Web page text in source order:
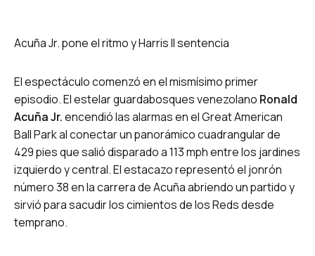
Acuña Jr. pone el ritmo y Harris II sentencia
El espectáculo comenzó en el mismísimo primer
episodio. El estelar guardabosques venezolano Ronald
Acuña Jr.encendió las alarmas en el Great American
Ball Park al conectar un panorámico cuadrangular de
429 pies que salió disparado a 113 mph entre los jardines
izquierdo y central. El estacazo representó el jonrón
número 38 en la carrera de Acuña abriendo un partido y
sirvió para sacudir los cimientos de los Reds desde
temprano.